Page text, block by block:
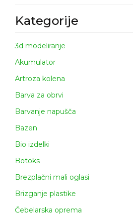
Kategorije
3d modeliranje
Akumulator
Artroza kolena
Barva za obrvi
Barvanje napušča
Bazen
Bio izdelki
Botoks
Brezplačni mali oglasi
Brizganje plastike
Čebelarska oprema